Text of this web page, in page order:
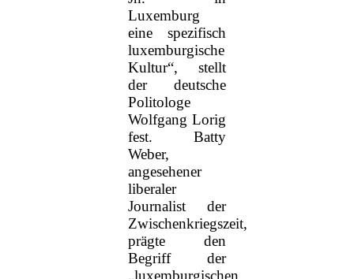
Luxemburg
eine spezifisch
luxemburgische
Kultur“, stellt
der deutsche
Politologe
Wolfgang Lorig
fest. Batty
Weber,
angesehener
liberaler
Journalist der
Zwischenkriegszeit,
prägte den
Begriff der
„luxemburgischen